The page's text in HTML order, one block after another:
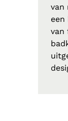
van
een
van